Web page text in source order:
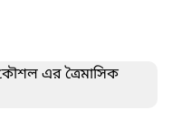
এর ত্রৈমাসিক